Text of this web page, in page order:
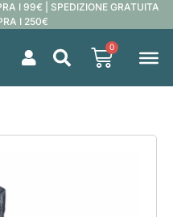
I 99€ | SPEDIZIONE GRATUITA
I 250€
0